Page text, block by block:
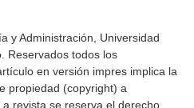
y Administración, Universidad
Reservados todos los
en versión impres implica la
propiedad (copyright) a
revista se reserva el derecho